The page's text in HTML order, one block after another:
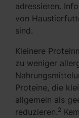
adressieren.
von
sind.
Kleinere
zu weniger
Proteine, die
allgemein als
reduzieren.2